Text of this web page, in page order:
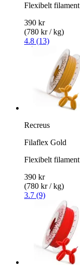
Flexibelt filament
390 kr
(780 kr / kg)
4.8 (13)
Recreus
Filaflex Gold
Flexibelt filament
390 kr
(780 kr / kg)
3.7 (9)